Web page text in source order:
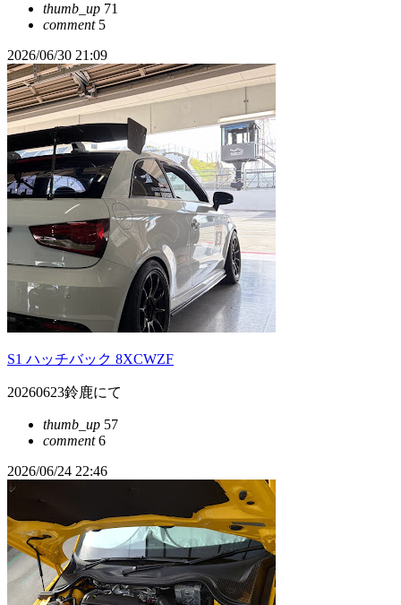
thumb_up 71
comment5
2026/06/30 21:09
S1 ハッチバック 8XCWZF
20260623鈴鹿にて
thumb_up 57
comment6
2026/06/24 22:46